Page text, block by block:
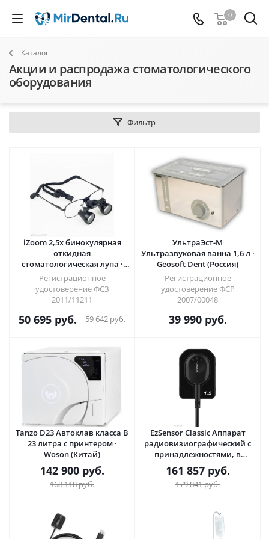
0
Каталог
Акции и распродажа стоматологического
оборудования
Фильтр
iZoom 2,5х бинокулярная
откидная
стоматологическая лупа ·
DentLight (США)
Регистрационное
удостоверение ФСЗ
2011/11211
50 695 руб. 59 642руб.
УльтраЭст-М
Ультразвуковая ванна 1,6 л ·
Geosoft Dent (Россия)
Регистрационное
удостоверение ФСР
2007/00048
39 990руб.
Tanzo D23 Автоклав класса B
23 литра с принтером ·
Woson (Китай)
142 900руб.
168 118руб.
EzSensor Classic Аппарат
радиовизиографический с
принадлежностями, в
комплекте 5 лицензий ПО ·
Vatech (Ю. Корея)
161 857руб.
179 841руб.